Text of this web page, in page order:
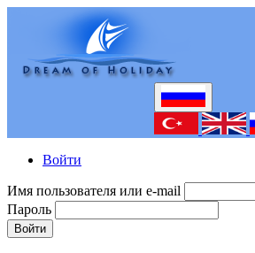
Войти
Имя пользователя или e-mail
Пароль
Войти